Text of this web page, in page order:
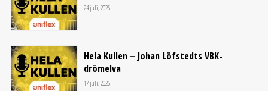
24 juli, 2026
Hela Kullen – Johan Löfstedts VBK-
drömelva
17 juli, 2026